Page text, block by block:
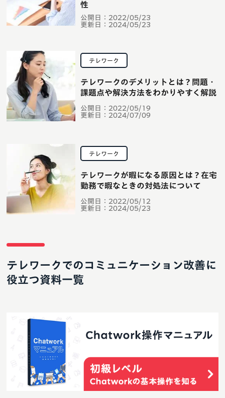
公開日： 2022/05/23
更新日： 2024/05/23
性
テレワーク
公開日： 2022/05/19
更新日： 2024/07/09
テレワークのデメリットとは？問題・
課題点や解決方法をわかりやすく解説
テレワーク
公開日： 2022/05/12
更新日： 2024/05/23
テレワークが暇になる原因とは？在宅
勤務で暇なときの対処法について
テレワークでのコミュニケーション改善に
役立つ資料一覧